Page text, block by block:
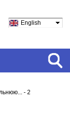
English
- 2